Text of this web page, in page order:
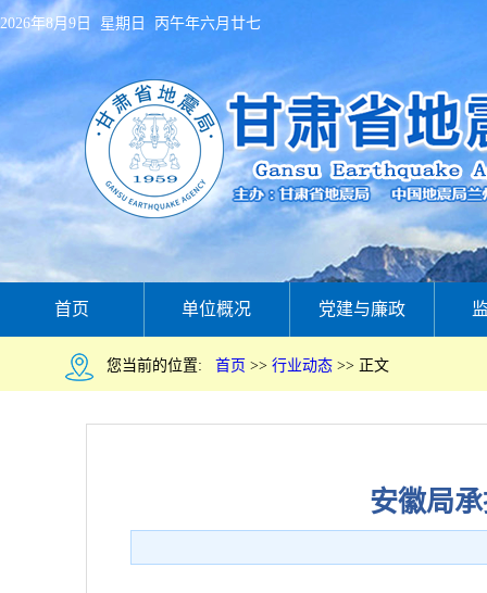
2026年8月9日 星期日 丙午年六月廿七
首页 单位概况 党建与廉政
您当前的位置: 首页 >> 行业动态 >> 正文
安徽局